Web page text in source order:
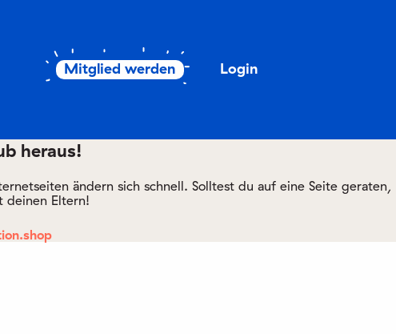
Mitglied werden Login
heraus!
ändern sich schnell. Solltest du auf eine Seite geraten,
deinen Eltern!